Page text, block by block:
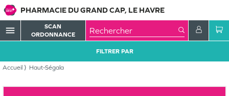
PHARMACIE DU GRAND CAP, LE HAVRE
menu
SCAN
ORDONNANCE
Accueil Haut-Ségala
FILTRER PAR